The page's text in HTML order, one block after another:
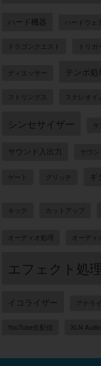
ハード機器 ハードウェ
ドラゴンクエスト トリガ
ディエッサー テンポ処
ストリングス ステレオイ
シンセサイザー
サウンド入出力 サウ
ゲート グリッチ ギ
キック カットアップ
オーディオ処理 オーデ
エフェクト処理
イコライザー アナラ
YouTube生配信 XLN Audio